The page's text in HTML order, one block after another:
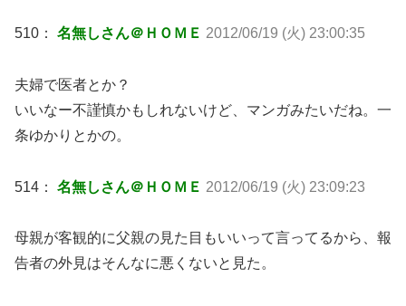
510： 名無しさん＠ＨＯＭＥ 2012/06/19 (火) 23:00:35
夫婦で医者とか？
いいなー不謹慎かもしれないけど、マンガみたいだね。一
条ゆかりとかの。
514： 名無しさん＠ＨＯＭＥ 2012/06/19 (火) 23:09:23
母親が客観的に父親の見た目もいいって言ってるから、報
告者の外見はそんなに悪くないと見た。